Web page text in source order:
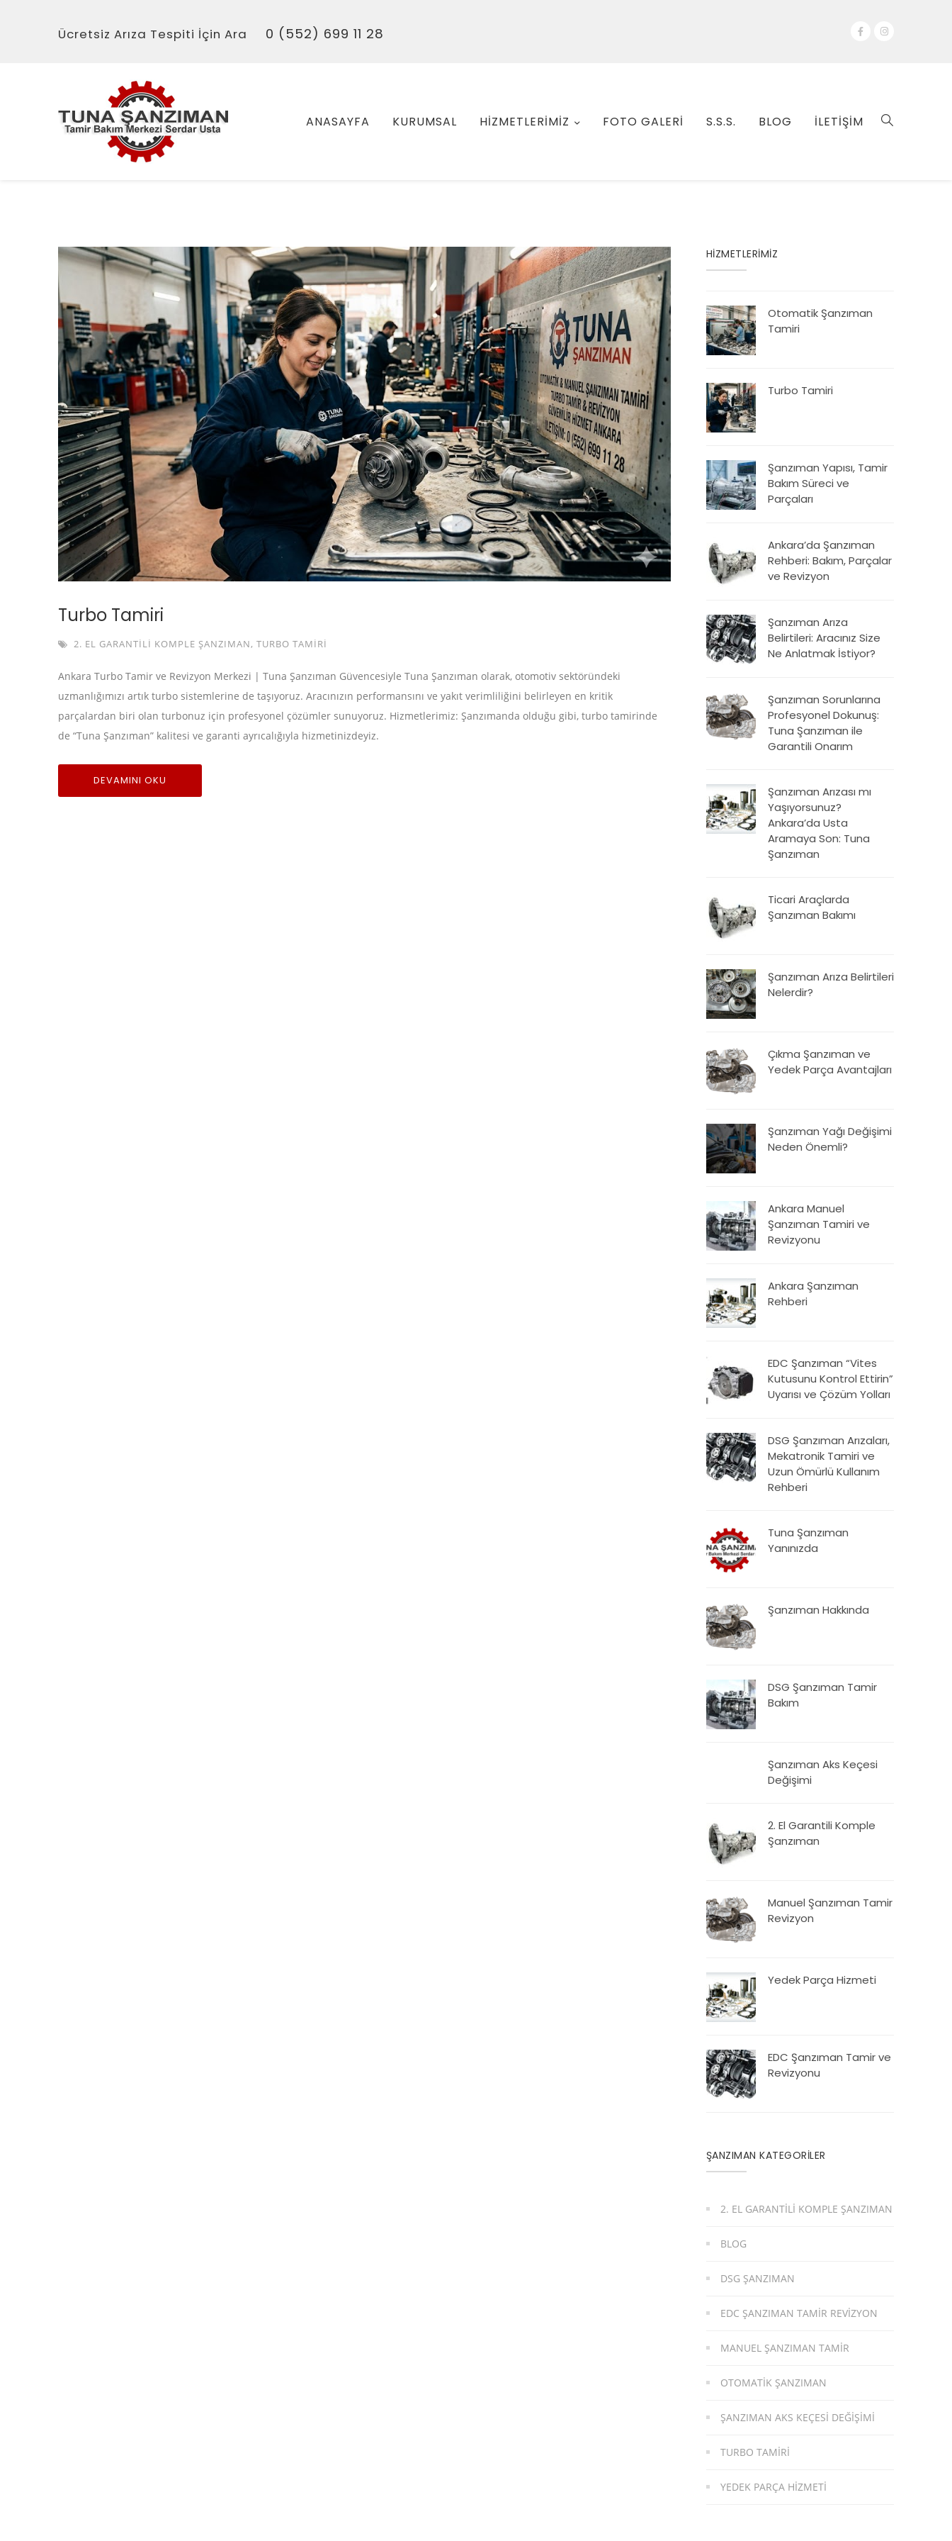
Ücretsiz Arıza Tespiti İçin Ara 0 (552) 699 11 28
ANASAYFA KURUMSAL HİZMETLERİMİZ FOTO GALERİ S.S.S. BLOG İLETİŞİM
Turbo Tamiri
2. EL GARANTILI KOMPLE ŞANZIMAN, TURBO TAMIRI
Ankara Turbo Tamir ve Revizyon Merkezi | Tuna Şanzıman Güvencesiyle Tuna Şanzıman olarak, otomotiv sektöründeki
uzmanlığımızı artık turbo sistemlerine de taşıyoruz. Aracınızın performansını ve yakıt verimliliğini belirleyen en kritik
parçalardan biri olan turbonuz için profesyonel çözümler sunuyoruz. Hizmetlerimiz: Şanzımanda olduğu gibi, turbo tamirinde
de “Tuna Şanzıman” kalitesi ve garanti ayrıcalığıyla hizmetinizdeyiz.
DEVAMINI OKU
HİZMETLERİMİZ
Otomatik Şanzıman
Tamiri
Turbo Tamiri
Şanzıman Yapısı, Tamir
Bakım Süreci ve
Parçaları
Ankara’da Şanzıman
Rehberi: Bakım, Parçalar
ve Revizyon
Şanzıman Arıza
Belirtileri: Aracınız Size
Ne Anlatmak İstiyor?
Şanzıman Sorunlarına
Profesyonel Dokunuş:
Tuna Şanzıman ile
Garantili Onarım
Şanzıman Arızası mı
Yaşıyorsunuz?
Ankara’da Usta
Aramaya Son: Tuna
Şanzıman
Ticari Araçlarda
Şanzıman Bakımı
Şanzıman Arıza Belirtileri
Nelerdir?
Çıkma Şanzıman ve
Yedek Parça Avantajları
Şanzıman Yağı Değişimi
Neden Önemli?
Ankara Manuel
Şanzıman Tamiri ve
Revizyonu
Ankara Şanzıman
Rehberi
EDC Şanzıman “Vites
Kutusunu Kontrol Ettirin”
Uyarısı ve Çözüm Yolları
DSG Şanzıman Arızaları,
Mekatronik Tamiri ve
Uzun Ömürlü Kullanım
Rehberi
Tuna Şanzıman
Yanınızda
Şanzıman Hakkında
DSG Şanzıman Tamir
Bakım
Şanzıman Aks Keçesi
Değişimi
2. El Garantili Komple
Şanzıman
Manuel Şanzıman Tamir
Revizyon
Yedek Parça Hizmeti
EDC Şanzıman Tamir ve
Revizyonu
ŞANZIMAN KATEGORİLER
2. EL GARANTILI KOMPLE ŞANZIMAN
BLOG
DSG ŞANZIMAN
EDC ŞANZIMAN TAMIR REVIZYON
MANUEL ŞANZIMAN TAMIR
OTOMATIK ŞANZIMAN
ŞANZIMAN AKS KEÇESI DEĞIŞIMI
TURBO TAMIRI
YEDEK PARÇA HIZMETI